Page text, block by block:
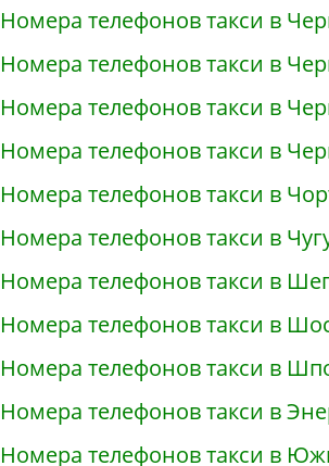
Номера телефонов такси в
Номера телефонов такси в
Номера телефонов такси в
Номера телефонов такси в
Номера телефонов такси в
Номера телефонов такси в
Номера телефонов такси в
Номера телефонов такси в
Номера телефонов такси в
Номера телефонов такси в
Номера телефонов такси в